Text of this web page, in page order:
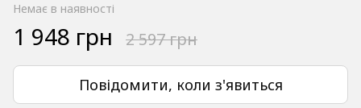
Немає в наявності
1 948 грн 2 597 грн
Повідомити, коли з'явиться